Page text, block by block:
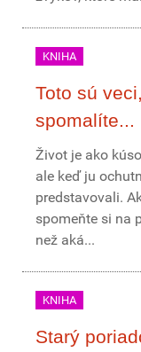
KNIHA
Toto sú
spomalíte...
Život je ako
ale keď ju
predstavovali.
spomeňte si na
než aká...
KNIHA
Starý